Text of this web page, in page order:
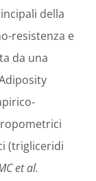
della
resistenza e
da una
(trigliceridi
et al.